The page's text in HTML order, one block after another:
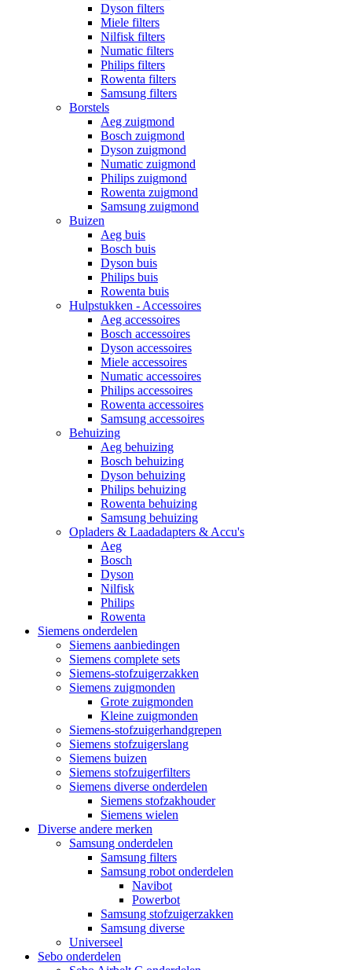
Dyson filters
Miele filters
Nilfisk filters
Numatic filters
Philips filters
Rowenta filters
Samsung filters
Borstels
Aeg zuigmond
Bosch zuigmond
Dyson zuigmond
Numatic zuigmond
Philips zuigmond
Rowenta zuigmond
Samsung zuigmond
Buizen
Aeg buis
Bosch buis
Dyson buis
Philips buis
Rowenta buis
Hulpstukken - Accessoires
Aeg accessoires
Bosch accessoires
Dyson accessoires
Miele accessoires
Numatic accessoires
Philips accessoires
Rowenta accessoires
Samsung accessoires
Behuizing
Aeg behuizing
Bosch behuizing
Dyson behuizing
Philips behuizing
Rowenta behuizing
Samsung behuizing
Opladers & Laadadapters & Accu's
Aeg
Bosch
Dyson
Nilfisk
Philips
Rowenta
Siemens onderdelen
Siemens aanbiedingen
Siemens complete sets
Siemens-stofzuigerzakken
Siemens zuigmonden
Grote zuigmonden
Kleine zuigmonden
Siemens-stofzuigerhandgrepen
Siemens stofzuigerslang
Siemens buizen
Siemens stofzuigerfilters
Siemens diverse onderdelen
Siemens stofzakhouder
Siemens wielen
Diverse andere merken
Samsung onderdelen
Samsung filters
Samsung robot onderdelen
Navibot
Powerbot
Samsung stofzuigerzakken
Samsung diverse
Universeel
Sebo onderdelen